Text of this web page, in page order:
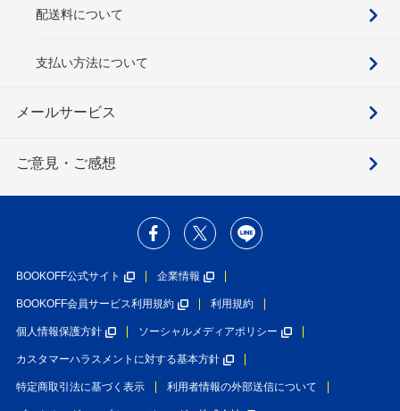
配送料について
支払い方法について
メールサービス
ご意見・ご感想
BOOKOFF公式サイト 企業情報
BOOKOFF会員サービス利用規約 利用規約
個人情報保護方針 ソーシャルメディアポリシー
カスタマーハラスメントに対する基本方針
特定商取引法に基づく表示 利用者情報の外部送信について